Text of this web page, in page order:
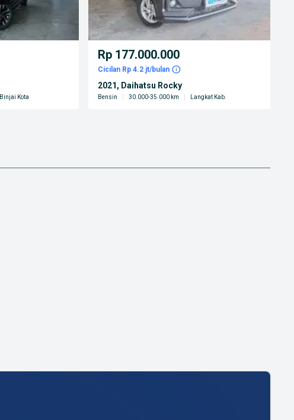
Binjai Kota
Rp 177.000.000
Cicilan Rp 4.2 jt/bulan
2021, Daihatsu Rocky
Bensin 30.000-35.000 km Langkat Kab.